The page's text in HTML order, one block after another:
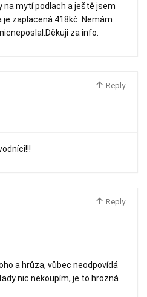
na mytí podlach a ještě jsem
je zaplacená 418kč. Nemám
za info.
Reply
Reply
a hrůza, vůbec neodpovídá
nic nekoupím, je to hrozná